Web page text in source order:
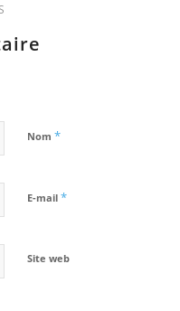
Nom *
E-mail *
Site web